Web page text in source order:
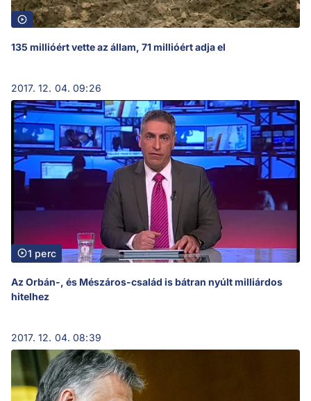
135 millióért vette az állam, 71 millióért adja el
2017. 12. 04. 09:26
1 perc
Az Orbán-, és Mészáros-család is bátran nyúlt milliárdos
hitelhez
2017. 12. 04. 08:39